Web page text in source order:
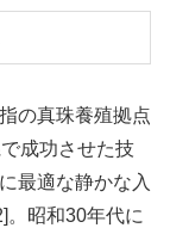
の真珠養殖拠点
成功させた技
最適な静かな入
。昭和30年代に